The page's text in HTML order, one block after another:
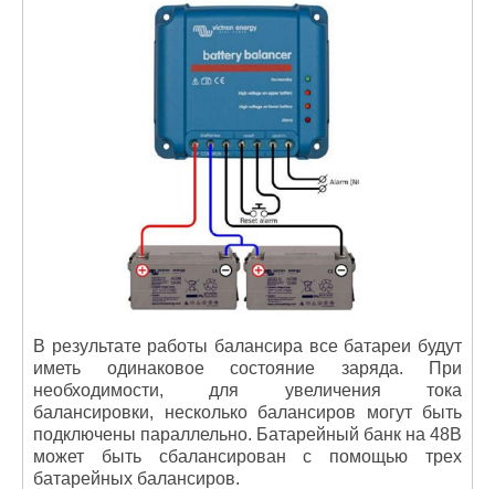
В результате работы балансира все батареи будут
иметь одинаковое состояние заряда. При
необходимости, для увеличения тока
балансировки, несколько балансиров могут быть
подключены параллельно. Батарейный банк на 48В
может быть сбалансирован с помощью трех
батарейных балансиров.